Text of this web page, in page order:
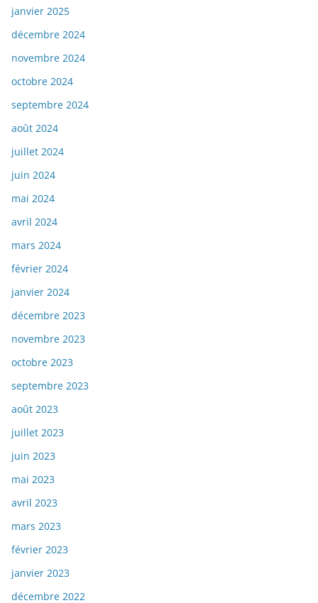
janvier 2025
décembre 2024
novembre 2024
octobre 2024
septembre 2024
août 2024
juillet 2024
juin 2024
mai 2024
avril 2024
mars 2024
février 2024
janvier 2024
décembre 2023
novembre 2023
octobre 2023
septembre 2023
août 2023
juillet 2023
juin 2023
mai 2023
avril 2023
mars 2023
février 2023
janvier 2023
décembre 2022